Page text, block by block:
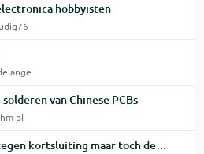
hobbyisten
van Chinese PCBs
pi
Adapter beveiligd tegen kortsluiting maar toch defect?